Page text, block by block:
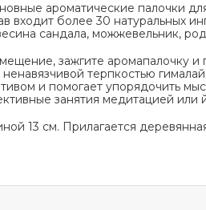
ароматические палочки
входит более 30 натуральных
сандала, можжевельник,
зажгите аромапалочку
терпкостью
и помогает упорядочить
занятия медитацией или
13 см. Прилагается